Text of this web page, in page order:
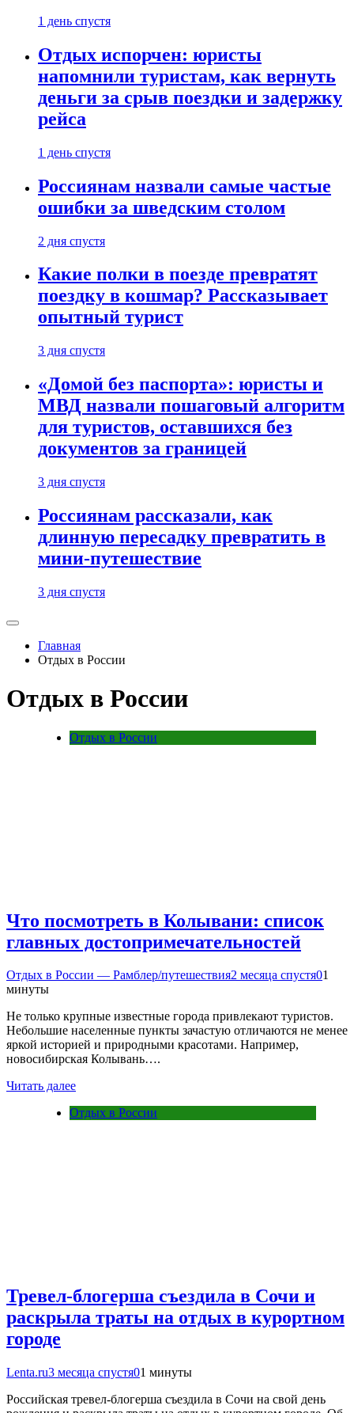
1 день спустя
Отдых испорчен: юристы
напомнили туристам, как вернуть
деньги за срыв поездки и задержку
рейса
1 день спустя
Россиянам назвали самые частые
ошибки за шведским столом
2 дня спустя
Какие полки в поезде превратят
поездку в кошмар? Рассказывает
опытный турист
3 дня спустя
«Домой без паспорта»: юристы и
МВД назвали пошаговый алгоритм
для туристов, оставшихся без
документов за границей
3 дня спустя
Россиянам рассказали, как
длинную пересадку превратить в
мини-путешествие
3 дня спустя
Главная
Отдых в России
Отдых в России
Отдых в России
Что посмотреть в Колывани: список
главных достопримечательностей
Отдых в России — Рамблер/путешествия2 месяца спустя01
минуты
Не только крупные известные города привлекают туристов.
Небольшие населенные пункты зачастую отличаются не менее
яркой историей и природными красотами. Например,
новосибирская Колывань….
Читать далее
Отдых в России
Тревел-блогерша съездила в Сочи и
раскрыла траты на отдых в курортном
городе
Lenta.ru3 месяца спустя01 минуты
Российская тревел-блогерша съездила в Сочи на свой день